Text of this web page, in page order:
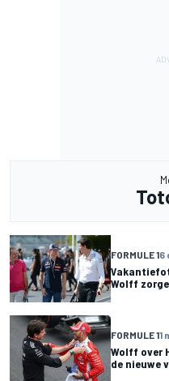
FORMULE 16
Wolff
FORMULE 11
Wolff over
de nieuwe